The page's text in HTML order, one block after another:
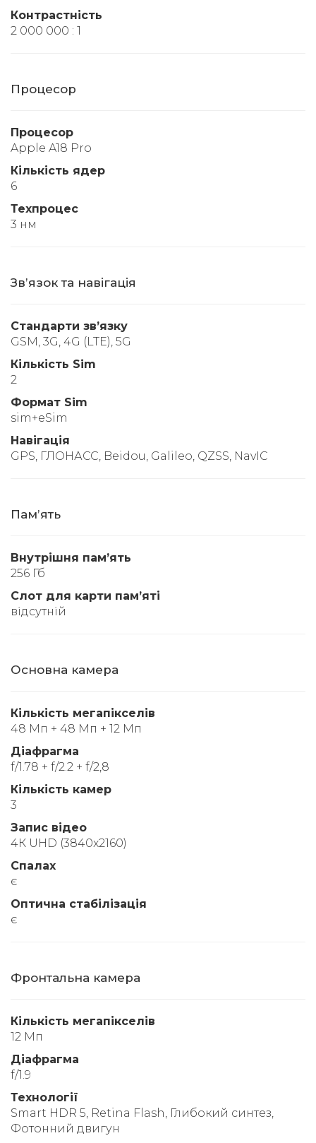
Контрастність
2 000 000 : 1
Процесор
Процесор
Apple A18 Pro
Кількість ядер
6
Техпроцес
3 нм
Звʼязок та навігація
Стандарти звʼязку
GSM, 3G, 4G (LTE), 5G
Кількість Sim
2
Формат Sim
sim+eSim
Навігація
GPS, ГЛОНАСС, Beidou, Galileo, QZSS, NavIC
Памʼять
Внутрішня памʼять
256 Гб
Слот для карти памʼяті
відсутній
Основна камера
Кількість мегапікселів
48 Мп + 48 Мп + 12 Мп
Діафрагма
f/1.78 + f/2.2 + f/2,8
Кількість камер
3
Запис відео
4К UHD (3840x2160)
Спалах
є
Оптична стабілізація
є
Фронтальна камера
Кількість мегапікселів
12 Мп
Діафрагма
f/1.9
Технології
Smart HDR 5, Retina Flash, Глибокий синтез,
Фотонний двигун